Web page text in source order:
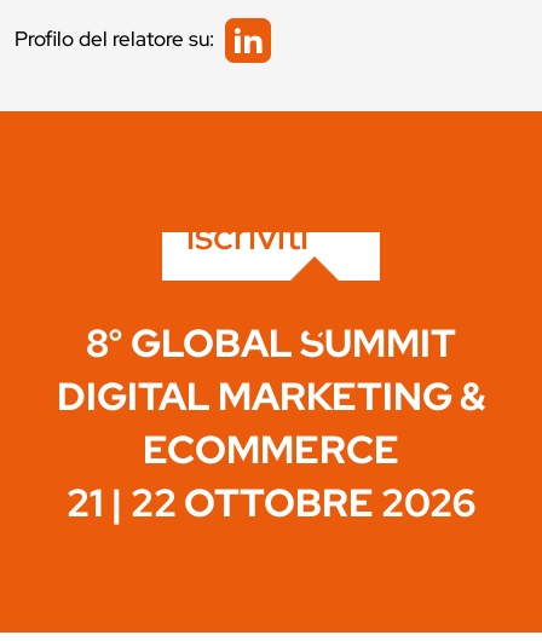
Profilo del relatore su:
iscriviti
8° GLOBAL SUMMIT
DIGITAL MARKETING &
ECOMMERCE
21 | 22 OTTOBRE 2026